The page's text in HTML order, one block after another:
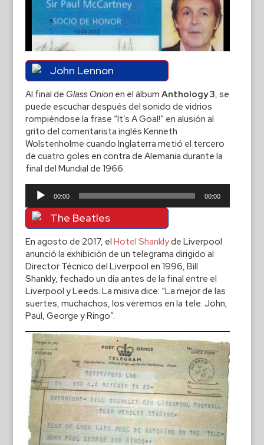
John Lennon
Al final de Glass Onionen el álbum Anthology 3, se
puede escuchar después del sonido de vidrios
rompiéndose la frase “It’s A Goal!” en alusión al
grito del comentarista inglés Kenneth
Wolstenholme cuando Inglaterra metió el tercero
de cuatro goles en contra de Alemania durante la
final del Mundial de 1966.
Reproductor
audio
00:00 00:00
The Beatles
En agosto de 2017, el Hotel Shanklyde Liverpool
anunció la exhibición de un telegrama dirigido al
Director Técnico del Liverpool en 1996, Bill
Shankly, fechado un día antes de la final entre el
Liverpool y Leeds. La misiva dice: “La mejor de las
suertes, muchachos, los veremos en la tele. John,
Paul, George y Ringo”.